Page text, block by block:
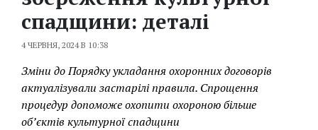
спадщини: деталі
4 ЧЕРВНЯ, 2024 В 10:38
Зміни до Порядку укладання охоронних договорів
актуалізували застарілі правила. Спрощення
процедур допоможе охопити охороною більше
об’єктів культурної спадщини